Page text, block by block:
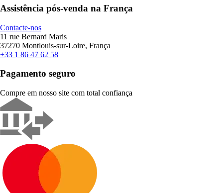
Assistência pós-venda na França
Contacte-nos
11 rue Bernard Maris
37270 Montlouis-sur-Loire, França
+33 1 86 47 62 58
Pagamento seguro
Compre em nosso site com total confiança